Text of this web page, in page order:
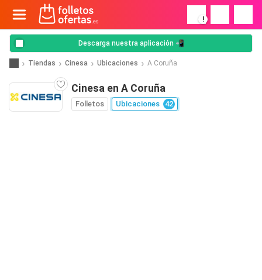
!
Descarga nuestra aplicación 📲
Tiendas Cinesa Ubicaciones A Coruña
Cinesa en A Coruña
Folletos Ubicaciones 42